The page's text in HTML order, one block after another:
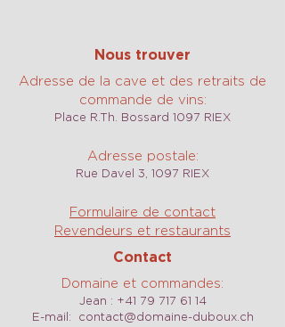
Nous trouver
Adresse de la cave et des retraits de
commande de vins:
Place R.Th. Bossard 1097 RIEX
Adresse postale:
Rue Davel 3, 1097 RIEX
Formulaire de contact
Revendeurs et restaurants
Contact
Domaine et commandes:
Jean : +41 79 717 61 14
E-mail:
contact@domaine-duboux.ch